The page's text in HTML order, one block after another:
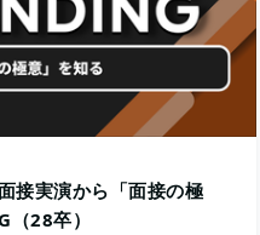
接実演から「面接の極
28卒）